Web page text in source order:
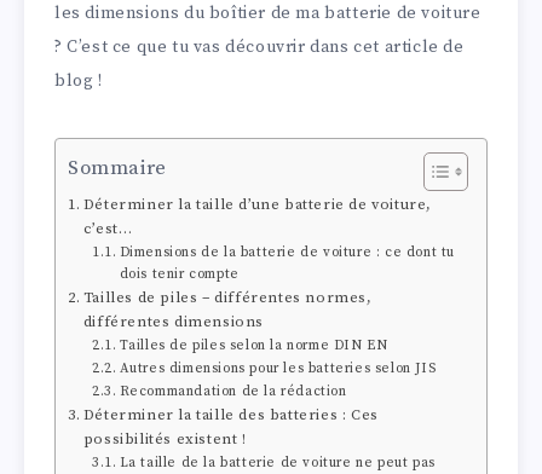
les dimensions du boîtier de ma batterie de voiture
? C’est ce que tu vas découvrir dans cet article de
blog !
Sommaire
Déterminer la taille d’une batterie de voiture,
c’est…
Dimensions de la batterie de voiture : ce dont tu
dois tenir compte
Tailles de piles – différentes normes,
différentes dimensions
Tailles de piles selon la norme DIN EN
Autres dimensions pour les batteries selon JIS
Recommandation de la rédaction
Déterminer la taille des batteries : Ces
possibilités existent !
La taille de la batterie de voiture ne peut pas